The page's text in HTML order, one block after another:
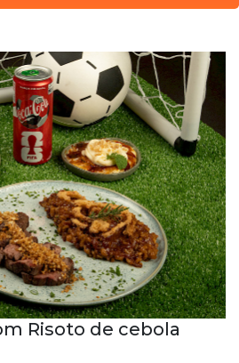
Risoto de cebola